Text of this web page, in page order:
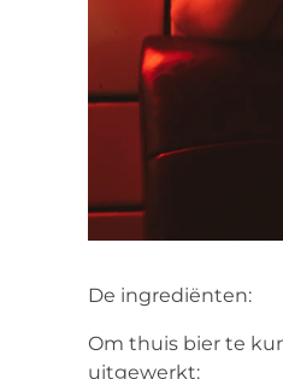
De ingrediënten:
Om thuis bier te
uitgewerkt: